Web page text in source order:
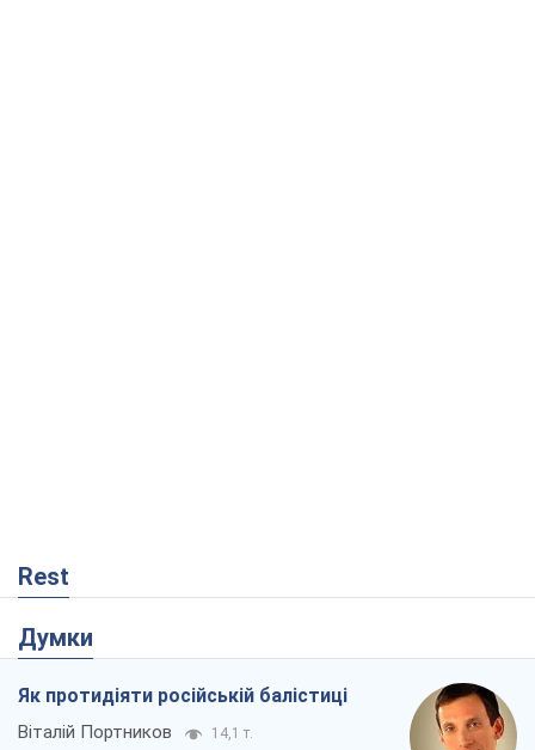
Rest
Думки
Як протидіяти російській балістиці
Віталій Портников 14,1 т.